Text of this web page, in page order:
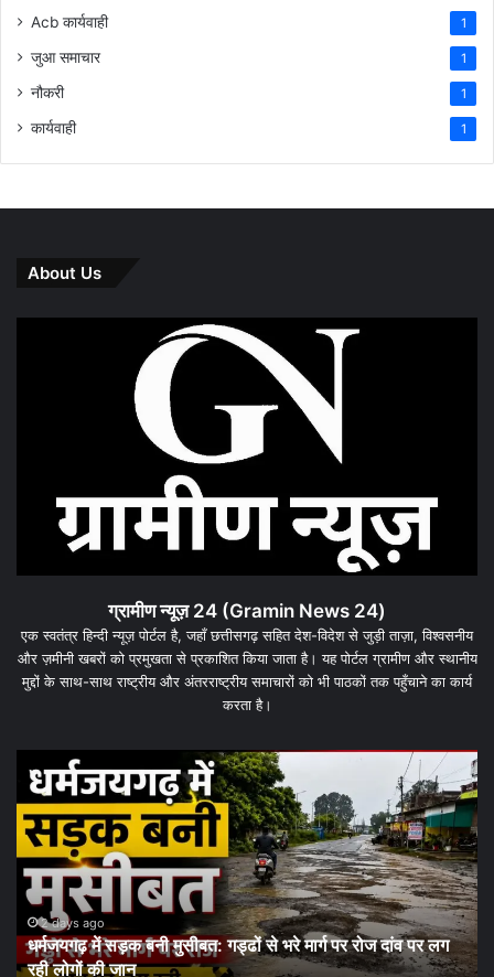
Acb कार्यवाही 1
जुआ समाचार 1
नौकरी 1
कार्यवाही 1
About Us
ग्रामीण न्यूज़ 24 (Gramin News 24)
एक स्वतंत्र हिन्दी न्यूज़ पोर्टल है, जहाँ छत्तीसगढ़ सहित देश-विदेश से जुड़ी ताज़ा, विश्वसनीय
और ज़मीनी खबरों को प्रमुखता से प्रकाशित किया जाता है। यह पोर्टल ग्रामीण और स्थानीय
मुद्दों के साथ-साथ राष्ट्रीय और अंतरराष्ट्रीय समाचारों को भी पाठकों तक पहुँचाने का कार्य
करता है।
days ago
में सड़क बनी मुसीबत: गड्ढों से भरे मार्ग पर रोज दांव पर लग
लोगों की जान
धरमजयगढ़
में
मलेरिया
अलर्ट:
स्वास्थ्य
विभाग
ने
शुरू
किया
जन-
3